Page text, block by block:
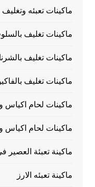
ماكينات تعبئه وتغليف
ماكينات تغليف
ماكينات تغليف
ماكينات تغليف
ماكينات لحام اكياس
ماكينات لحام اكياس
ماكينة تعبئة العصير
ماكينة تعبئه الارز